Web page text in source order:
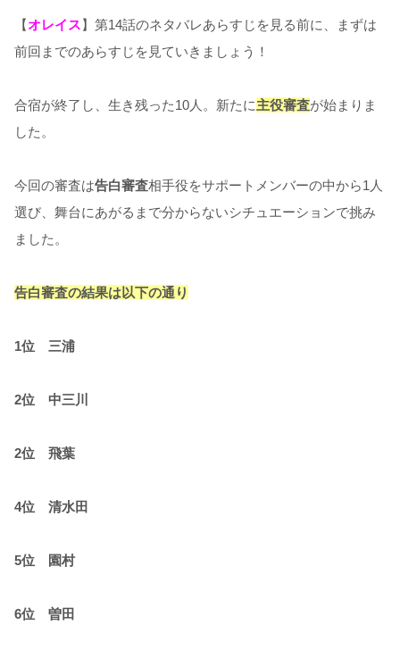
【オレイス 】第14話のネタバレあらすじを見る前に、まずは
前回までのあらすじを見ていきましょう！
合宿が終了し、生き残った10人。新たに主役審査が始まりま
した。
今回の審査は告白審査相手役をサポートメンバーの中から1人
選び、舞台にあがるまで分からないシチュエーションで挑み
ました。
告白審査の結果は以下の通り
1位 三浦
2位 中三川
2位 飛葉
4位 清水田
5位 園村
6位 曽田